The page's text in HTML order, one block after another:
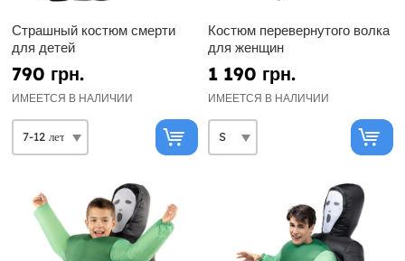
Страшный костюм смерти
для детей
790 грн.
ИМЕЕТСЯ В НАЛИЧИИ
Костюм перевернутого волка
для женщин
1 190 грн.
ИМЕЕТСЯ В НАЛИЧИИ